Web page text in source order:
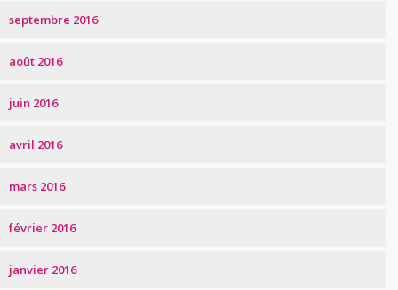
septembre 2016
août 2016
juin 2016
avril 2016
mars 2016
février 2016
janvier 2016